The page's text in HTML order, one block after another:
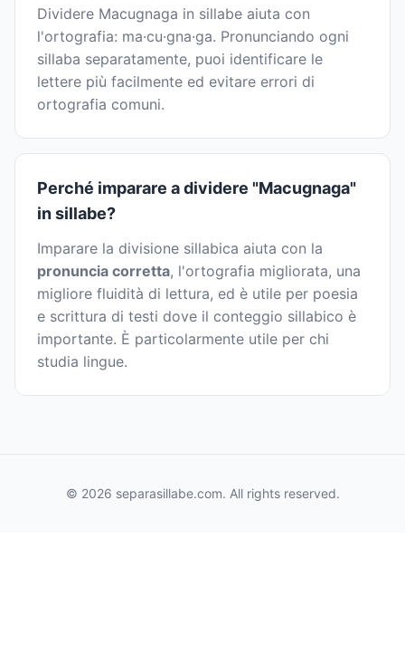
Dividere Macugnaga in sillabe aiuta con
l'ortografia: ma·cu·gna·ga. Pronunciando ogni
sillaba separatamente, puoi identificare le
lettere più facilmente ed evitare errori di
ortografia comuni.
Perché imparare a dividere "Macugnaga"
in sillabe?
Imparare la divisione sillabica aiuta con la
pronuncia corretta, l'ortografia migliorata, una
migliore fluidità di lettura, ed è utile per poesia
e scrittura di testi dove il conteggio sillabico è
importante. È particolarmente utile per chi
studia lingue.
© 2026 separasillabe.com. All rights reserved.